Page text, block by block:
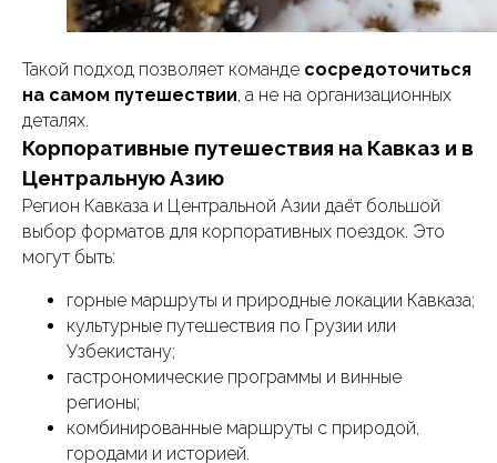
Такой подход позволяет команде сосредоточиться
на самом путешествии, а не на организационных
деталях.
Корпоративные путешествия на Кавказ и в
Центральную Азию
Регион Кавказа и Центральной Азии даёт большой
выбор форматов для корпоративных поездок. Это
могут быть:
горные маршруты и природные локации Кавказа;
культурные путешествия по Грузии или
Узбекистану;
гастрономические программы и винные
регионы;
комбинированные маршруты с природой,
городами и историей.